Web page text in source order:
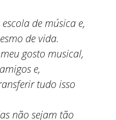
de música e,
de vida.
gosto musical,
e,
tudo isso
não sejam tão